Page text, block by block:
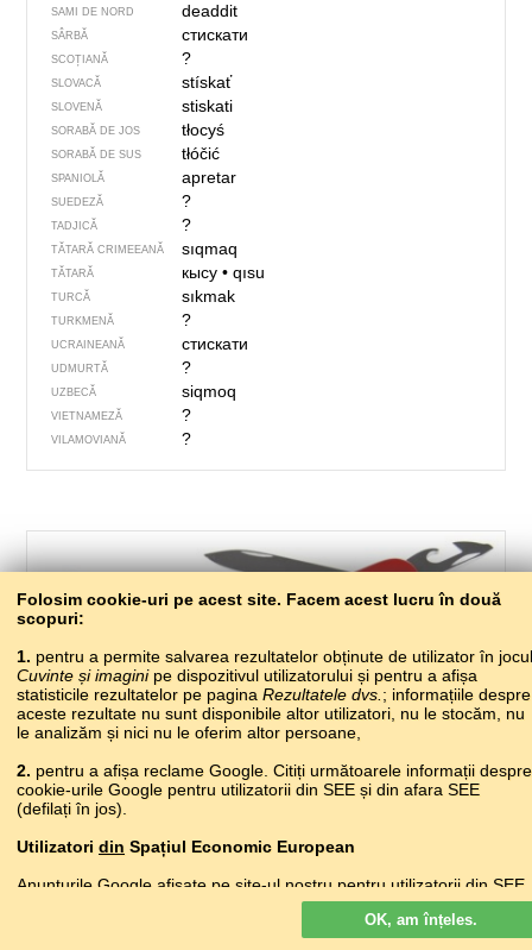
SAMI DE NORD deaddit
SÂRBĂ стискати
SCOȚIANĂ ?
SLOVACĂ stískať
SLOVENĂ stiskati
SORABĂ DE JOS tłocyś
SORABĂ DE SUS tłóčić
SPANIOLĂ apretar
SUEDEZĂ ?
TADJICĂ ?
TĂTARĂ CRIMEEANĂ sıqmaq
TĂTARĂ кысу• qısu
TURCĂ sıkmak
TURKMENĂ ?
UCRAINEANĂ стискати
UDMURTĂ ?
UZBECĂ siqmoq
VIETNAMEZĂ ?
VILAMOVIANĂ ?
511 – un briceag
ABAZINĂ ?
ABHAZĂ ?
ADÎGĂ
AGULĂ ?
ARMEANĂ ծալովի դանակ
Folosim cookie-uri pe acest site. Facem acest lucru în două
scopuri:
1. pentru a permite salvarea rezultatelor obținute de utilizator în jocul
Cuvinte și imaginipe dispozitivul utilizatorului și pentru a afișa
statisticile rezultatelor pe pagina Rezultatele dvs. ; informațiile despre
aceste rezultate nu sunt disponibile altor utilizatori, nu le stocăm, nu
le analizăm și nici nu le oferim altor persoane,
2. pentru a afișa reclame Google. Citiți următoarele informații despre
cookie-urile Google pentru utilizatorii din SEE și din afara SEE
(defilați în jos).
Utilizatori din Spațiul Economic European
Anunțurile Google afișate pe site-ul nostru pentru utilizatorii din SEE
sunt personalizate. Deși aceste anunțuri nu folosesc module
cookie pentru personalizarea anunțurilor, ele folosesc module cookie
pentru a permite limitarea frecvenței, raportarea agregată a
OK, am înțeles.